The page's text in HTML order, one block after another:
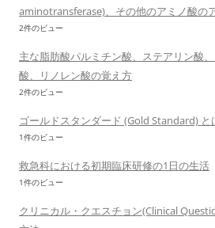
aminotransferase)、その他のアミノ酸の
2件のビュー
主な脂肪酸パルミチン酸、ステアリン酸
酸、リノレン酸の覚え方
2件のビュー
ゴールドスタンダード (Gold Standard) と
1件のビュー
救急科における初期臨床研修の1日の生活
1件のビュー
クリニカル・クエスチョン(Clinical